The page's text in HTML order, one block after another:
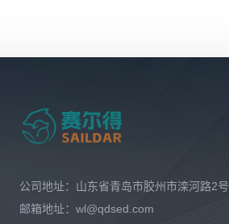
公司地址：山东省青岛市胶州市滦河路2号
邮箱地址：wl@qdsed.com